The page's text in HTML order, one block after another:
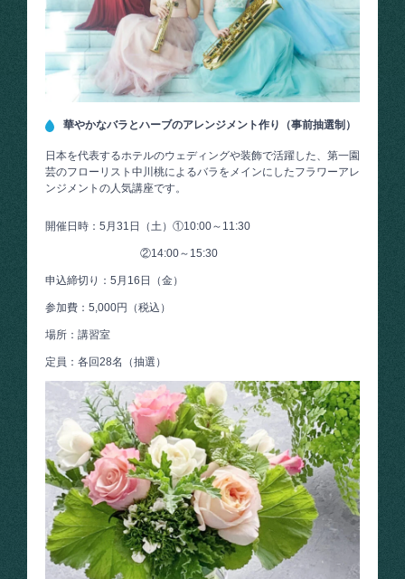
華やかなバラとハーブのアレンジメント作り（事前抽選制）
日本を代表するホテルのウェディングや装飾で活躍した、第一園
芸のフローリスト中川桃によるバラをメインにしたフラワーアレ
ンジメントの人気講座です。
開催日時：5月31日（土）①10:00～11:30
②14:00～15:30
申込締切り：5月16日（金）
参加費：5,000円（税込）
場所：講習室
定員：各回28名（抽選）